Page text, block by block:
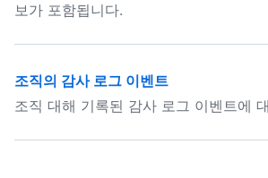
보가 포함됩니다.
조직의 감사 로그 이벤트
조직 대해 기록된 감사 로그 이벤트에